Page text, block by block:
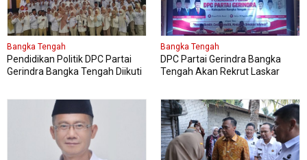
Bangka Tengah
Pendidikan Politik DPC Partai
Gerindra Bangka Tengah Diikuti
Bangka Tengah
DPC Partai Gerindra Bangka
Tengah Akan Rekrut Laskar